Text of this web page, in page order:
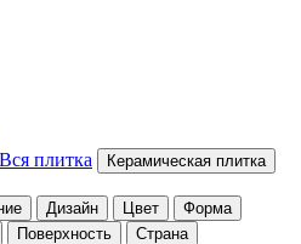
Вся плитка Керамическая плитка
Дизайн Цвет
Форма
Поверхность Страна